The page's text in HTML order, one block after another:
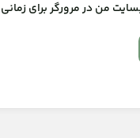
من در مرورگر برای